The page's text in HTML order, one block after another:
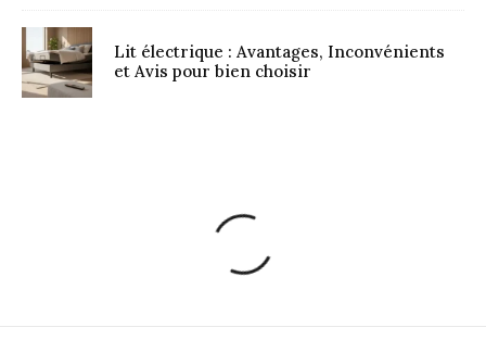
Lit électrique : Avantages, Inconvénients
et Avis pour bien choisir